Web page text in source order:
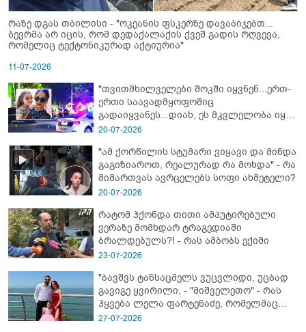
რაზე დგას თბილისი - "ოკეანის ფსკერზე დავაბიჯებთ...
ბევრმა არ იცის, რომ დედაქალაქის ქვეშ გადის რღვევა,
რომელიც ტექტონიკურად აქტიურია"
11-07-2026
"თვითმხილველები შოკში იყვნენ...ერთ-
ერთი საავადმყოფოშიც
გადაიყვანეს...დიახ, ეს მკვლელობა იყო"
- გორში დატრიალებული ტრაგედიის
20-07-2026
"ამ ქორწილის სტუმარი ვიყავი და მინდა
გაგიზიაროთ, რეალურად რა მოხდა" - რა
მიმართვას ავრცელებს სოფი ახმეტელი?
20-07-2026
რატომ ჰქონდა თითი ამპუტირებული
ვერაზე მომხდარ ტრაგედიაში
ბრალდებულს?! - რას ამბობს ექიმი
23-07-2026
"ბავშვს ტანსაცმელს ვუცვლიდი, უცბად
გავიგე ყვირილი, - "მიშველეთო" - რას
ჰყვება ლელა ფარტენაძე, რომელმაც
ბათუმში 16 წლის ბიჭი ზღვაში
27-07-2026